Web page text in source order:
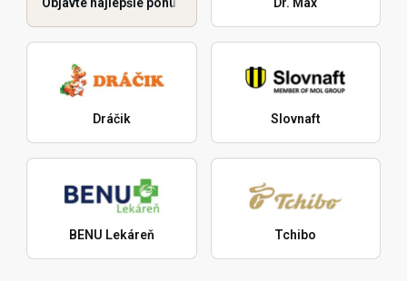
Dráčik Slovnaft
BENU Lekáreň Tchibo